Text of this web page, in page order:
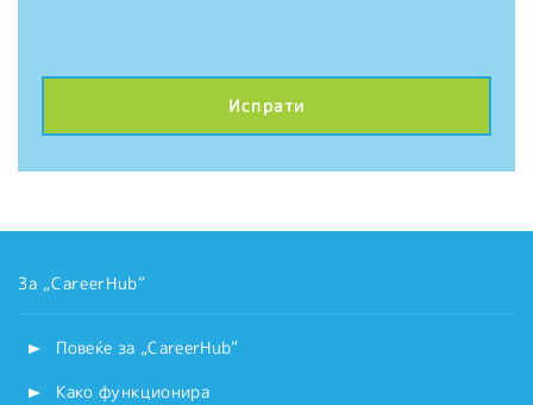
За „CareerHub“
Повеќе за „CareerHub“
Како функционира